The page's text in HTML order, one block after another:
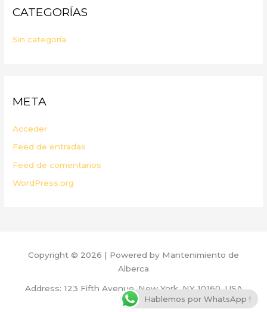
CATEGORÍAS
Sin categoría
META
Acceder
Feed de entradas
Feed de comentarios
WordPress.org
Copyright © 2026 | Powered by Mantenimiento de
Alberca
Address: 123 Fifth Avenue, New York, NY 10160, USA
Hablemos por WhatsApp !